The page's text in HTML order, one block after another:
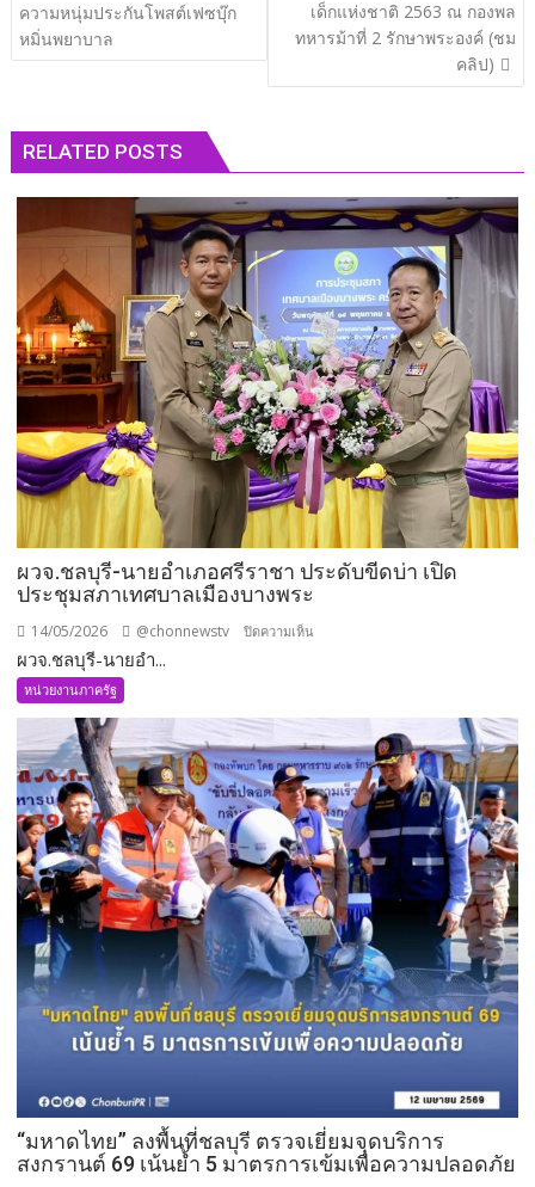
เรื่อง
ความหนุ่มประกันโพสต์เฟซบุ๊ก
หมิ่นพยาบาล
เด็กแห่งชาติ 2563 ณ กองพล
ทหารม้าที่ 2 รักษาพระองค์ (ชม
คลิป)
RELATED POSTS
ผวจ.ชลบุรี-นายอำเภอศรีราชา ประดับขีดบ่า เปิด
ประชุมสภาเทศบาลเมืองบางพระ
14/05/2026 @chonnewstv ปิดความเห็น
ศรีราชา
ประดับ
ขีด
บ่า
เปิด
ประชุม
สภา
เทศบาล
เมือง
บาง
พระ
ผวจ.ชลบุรี-นายอำ...
หน่วยงานภาครัฐ
“มหาดไทย” ลงพื้นที่ชลบุรี ตรวจเยี่ยมจุดบริการ
สงกรานต์ 69 เน้นย้ำ 5 มาตรการเข้มเพื่อความปลอดภัย